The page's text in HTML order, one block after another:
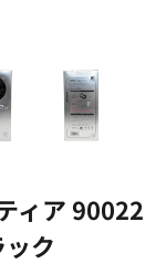
ィア 90022
ク